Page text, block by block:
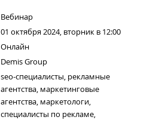
Вебинар
01 октября 2024, вторник в 12:00
Онлайн
Demis Group
seo-специалисты, рекламные
агентства, маркетинговые
агентства, маркетологи,
специалисты по рекламе,